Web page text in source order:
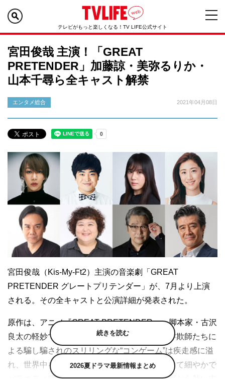
テレビがもっと楽しくなる！TV LIFE公式サイト
宮田俊哉 主演！「GREAT
PRETENDER」加藤諒・美弥るりか・
山本千尋ら全キャスト解禁
エンタメ総合 2021年04月08日
宮田俊哉（Kis-My-Ft2）主演の音楽劇「GREAT
PRETENDER グレートプリテンダー」が、7月より上演
される。その全キャストと公演詳細が発表された。
原作は、アニメ『GREAT PRETENDER』。脚本家・古沢
良太の軽妙でユーモラスな筆致で描かれた、詐欺師たちに
よる騙し騙されのスリリングな“コンゲーム”は疾走感に溢
れ、世界中を飛び回るスケールの大きさ、そして細やかで
バラエティ豊かなキャラクター造形が幅広い層から熱い支
続きを読む
2026夏ドラマ最新情報まとめ